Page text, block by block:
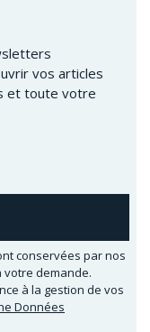
vos articles
et toute votre
conservées par nos
demande.
à la gestion de vos
Données